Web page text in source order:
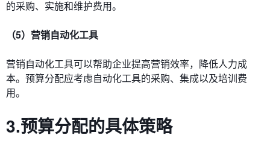
的采购、实施和维护费用。
（5）营销自动化工具
营销自动化工具可以帮助企业提高营销效率，降低人力成
本。预算分配应考虑自动化工具的采购、集成以及培训费
用。
3.预算分配的具体策略